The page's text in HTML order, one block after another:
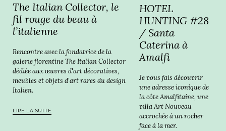
The Italian Collector, le
fil rouge du beau à
l’italienne
Rencontre avec la fondatrice de la
galerie florentine The Italian Collector
dédiée aux œuvres d'art décoratives,
meubles et objets d'art rares du design
Italien.
LIRE LA SUITE
HOTEL
HUNTING #28
/ Santa
Caterina à
Amalfi
Je vous fais découvrir
une adresse iconique de
la côte Amalfitaine, une
villa Art Nouveau
accrochée à un rocher
face à la mer.